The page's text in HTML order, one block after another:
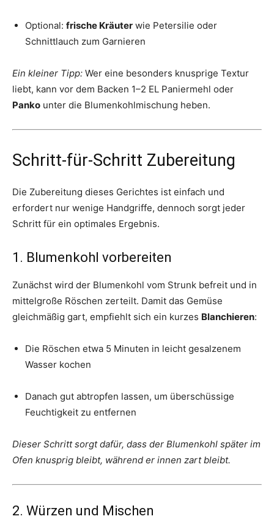
Optional: frische Kräuter wie Petersilie oder
Schnittlauch zum Garnieren
Ein kleiner Tipp: Wer eine besonders knusprige Textur
liebt, kann vor dem Backen 1–2 EL Paniermehl oder
Panko unter die Blumenkohlmischung heben.
Schritt-für-Schritt Zubereitung
Die Zubereitung dieses Gerichtes ist einfach und
erfordert nur wenige Handgriffe, dennoch sorgt jeder
Schritt für ein optimales Ergebnis.
1. Blumenkohl vorbereiten
Zunächst wird der Blumenkohl vom Strunk befreit und in
mittelgroße Röschen zerteilt. Damit das Gemüse
gleichmäßig gart, empfiehlt sich ein kurzes Blanchieren:
Die Röschen etwa 5 Minuten in leicht gesalzenem
Wasser kochen
Danach gut abtropfen lassen, um überschüssige
Feuchtigkeit zu entfernen
Dieser Schritt sorgt dafür, dass der Blumenkohl später im
Ofen knusprig bleibt, während er innen zart bleibt.
2. Würzen und Mischen